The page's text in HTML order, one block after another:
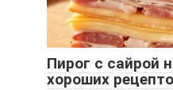
Пирог с сайрой
хороших